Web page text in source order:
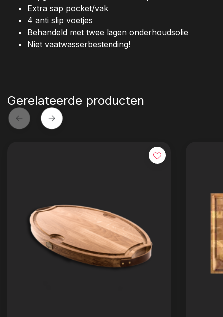
Extra sap pocket/vak
4 anti slip voetjes
Behandeld met twee lagen onderhoudsolie
Niet vaatwasserbestending!
Gerelateerde producten